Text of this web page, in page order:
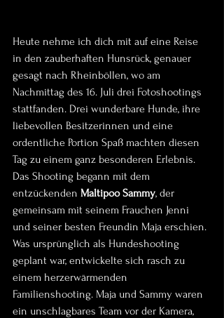
Heute nehme ich dich mit auf eine Reise
in den zauberhaften Hunsrück, genauer
gesagt nach Rheinböllen, wo am
Nachmittag des 16. Juli drei Fotoshootings
stattfanden. Drei wunderbare Hunde, ihre
liebevollen Besitzerinnen und eine
ordentliche Portion Spaß machten diesen
Tag zu einem ganz besonderen Erlebnis.
Das Shooting begann mit dem
entzückenden Maltipoo Sammy, der
gemeinsam mit seinem Frauchen Jenni
und seiner besten Freundin Maja erschien.
Was ursprünglich als Hundeshooting
geplant war, entwickelte sich rasch zu
einem herzerwärmenden
Familienshooting. Maja und Sammy waren
ein unschlagbares Team vor der Kamera,